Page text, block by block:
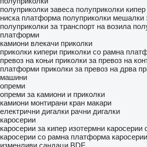
полуприколки завеса полуприколки кипер
ниска платформа полуприколки мешалки
полуприколки за транспорт на возила
платформи
камиони влекачи приколки
приколки кипери приколки со рамна
превоз на коњи приколки за превоз на
платформи приколки за превоз на дрва
машини
опреми
опреми за камиони и приколки
камиони монтирани кран макари
електрични дигалки рачни дигалки
каросерии
каросерии за кипер изотермни каросерии
каросерии со рамна платформа
изменливи сандаци BDF